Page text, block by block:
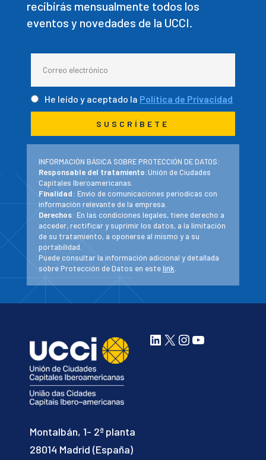
recibirás mensualmente todos los
eventos y novedades de la UCCI.
He leído y aceptado la Política de Privacidad
INFORMACIÓN BÁSICA SOBRE PROTECCIÓN DE DATOS:
Responsable del tratamiento:Unión de Ciudades
Capitales Iberoamericanas.
Finalidad: Envío de comunicaciones periodicas con
información relevante de la empresa.
Derechos: En las condiciones legales, tiene derecho a
acceder, rectificar y suprimir los datos, a la limitación
de su tratamiento, a oponerse al mismo y a su
portabilidad.
Puede consultar la información adicional y detallada
sobre Protección de Datos en estelink
Montalbán, 1- 2ª planta
28014 Madrid (España)
LinkedIn
X Instagram
YouTube